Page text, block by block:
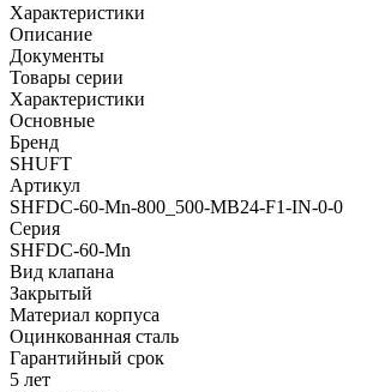
Характеристики
Описание
Документы
Товары серии
Характеристики
Основные
Бренд
SHUFT
Артикул
SHFDC-60-Mn-800_500-MB24-F1-IN-0-0
Серия
SHFDC-60-Mn
Вид клапана
Закрытый
Материал корпуса
Оцинкованная сталь
Гарантийный срок
5 лет